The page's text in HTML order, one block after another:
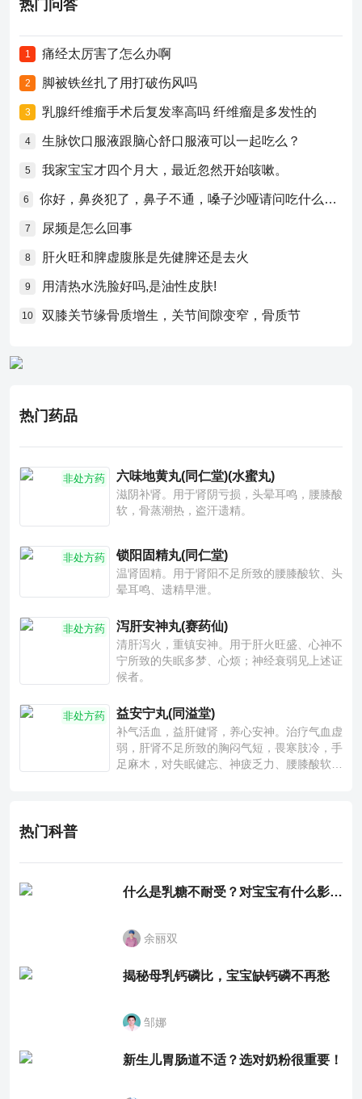
热门问答
1 痛经太厉害了怎么办啊
2 脚被铁丝扎了用打破伤风吗
3 乳腺纤维瘤手术后复发率高吗 纤维瘤是多发性的
4 生脉饮口服液跟脑心舒口服液可以一起吃么？
5 我家宝宝才四个月大，最近忽然开始咳嗽。
6 你好，鼻炎犯了，鼻子不通，嗓子沙哑请问吃什么药比较好？
7 尿频是怎么回事
8 肝火旺和脾虚腹胀是先健脾还是去火
9 用清热水洗脸好吗,是油性皮肤!
10 双膝关节缘骨质增生，关节间隙变窄，骨质节
热门药品
非处方药 六味地黄丸(同仁堂)(水蜜丸)
滋阴补肾。用于肾阴亏损，头晕耳鸣，腰膝酸
软，骨蒸潮热，盗汗遗精。
非处方药 锁阳固精丸(同仁堂)
温肾固精。用于肾阳不足所致的腰膝酸软、头
晕耳鸣、遗精早泄。
非处方药 泻肝安神丸(赛药仙)
清肝泻火，重镇安神。用于肝火旺盛、心神不
宁所致的失眠多梦、心烦；神经衰弱见上述证
候者。
非处方药 益安宁丸(同溢堂)
补气活血，益肝健肾，养心安神。治疗气血虚
弱，肝肾不足所致的胸闷气短，畏寒肢冷，手
足麻木，对失眠健忘、神疲乏力、腰膝酸软也
热门科普
什么是乳糖不耐受？对宝宝有什么影响？
余丽双
揭秘母乳钙磷比，宝宝缺钙磷不再愁
邹娜
新生儿胃肠道不适？选对奶粉很重要！